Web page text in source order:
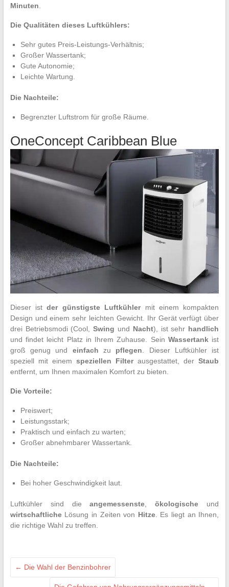
Minuten.
Die Qualitäten dieses Luftkühlers:
Sehr gutes Preis-Leistungs-Verhältnis;
Großer Wassertank;
Gute Autonomie;
Leichte Wartung.
Die Nachteile:
Begrenzter Luftstrom für große Räume.
OneConcept Caribbean Blue
Dieser istder günstigste Luftkühlermit einem kompakten
Design und einem sehr leichten Gewicht. Ihr Gerät verfügt über
drei Betriebsmodi (Cool,Swing und Nacht), ist sehr handlich
und findet leicht Platz in Ihrem Zuhause. Sein Wassertankist
groß genug und einfach zu pflegen . Dieser Luftkühler ist
speziell mit einem speziellen Filterausgestattet, derStaub
entfernt, um Ihnen maximalen Komfort zu bieten.
Die Vorteile:
Preiswert;
Leistungsstark;
Praktisch und einfach zu warten;
Großer abnehmbarer Wassertank.
Die Nachteile:
Bei hoher Geschwindigkeit laut.
Luftkühler sind dieangemessenste ,ökologische und
wirtschaftlicheLösung in Zeiten von Hitze. Es liegt an Ihnen,
die richtige Wahl zu treffen.
← Die Wahl der Benzinbohrer